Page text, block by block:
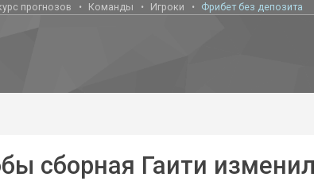
прогнозов Команды Игроки Фрибет без депозита
сборная Гаити